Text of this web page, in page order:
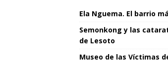
Ela Nguema. El barrio
Semonkong y las
de Lesoto
Museo de las Víctimas